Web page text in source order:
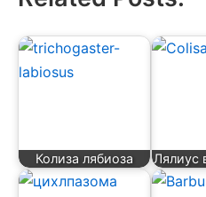
Колиза лябиоза Лялиус